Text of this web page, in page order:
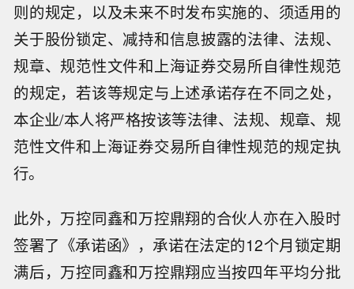
则的规定，以及未来不时发布实施的、须适用的
关于股份锁定、减持和信息披露的法律、法规、
规章、规范性文件和上海证券交易所自律性规范
的规定，若该等规定与上述承诺存在不同之处，
本企业/本人将严格按该等法律、法规、规章、规
范性文件和上海证券交易所自律性规范的规定执
行。
此外，万控同鑫和万控鼎翔的合伙人亦在入股时
签署了《承诺函》，承诺在法定的12个月锁定期
满后，万控同鑫和万控鼎翔应当按四年平均分批